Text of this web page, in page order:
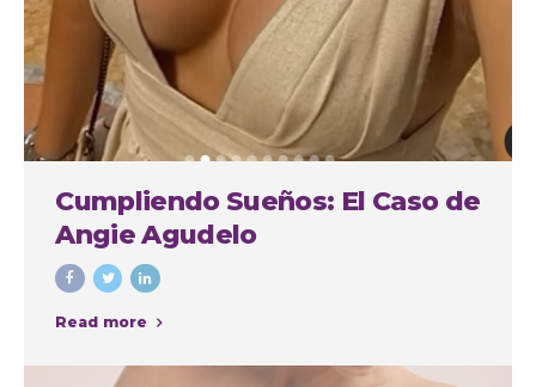
Cumpliendo Sueños: El Caso de
Angie Agudelo
Read more